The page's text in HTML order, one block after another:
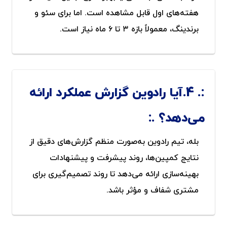
هفته‌های اول قابل مشاهده است. اما برای سئو و
برندینگ، معمولاً بازه ۳ تا ۶ ماه نیاز است.
4.آیا رادوین گزارش عملکرد ارائه
می‌دهد؟
بله، تیم رادوین به‌صورت منظم گزارش‌های دقیق از
نتایج کمپین‌ها، روند پیشرفت و پیشنهادات
بهینه‌سازی ارائه می‌دهد تا روند تصمیم‌گیری برای
مشتری شفاف و مؤثر باشد.